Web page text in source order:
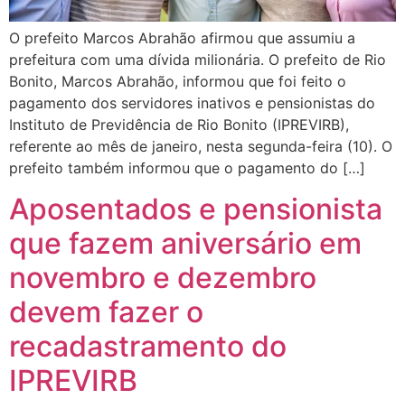
O prefeito Marcos Abrahão afirmou que assumiu a
prefeitura com uma dívida milionária. O prefeito de Rio
Bonito, Marcos Abrahão, informou que foi feito o
pagamento dos servidores inativos e pensionistas do
Instituto de Previdência de Rio Bonito (IPREVIRB),
referente ao mês de janeiro, nesta segunda-feira (10). O
prefeito também informou que o pagamento do […]
Aposentados e pensionista
que fazem aniversário em
novembro e dezembro
devem fazer o
recadastramento do
IPREVIRB